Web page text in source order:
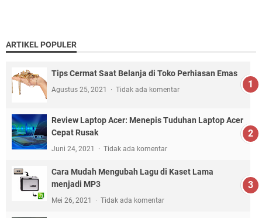
ARTIKEL POPULER
Tips Cermat Saat Belanja di Toko Perhiasan Emas
Agustus 25, 2021 Tidak ada komentar
Review Laptop Acer: Menepis Tuduhan Laptop Acer
Cepat Rusak
Juni 24, 2021 Tidak ada komentar
Cara Mudah Mengubah Lagu di Kaset Lama
menjadi MP3
Mei 26, 2021 Tidak ada komentar